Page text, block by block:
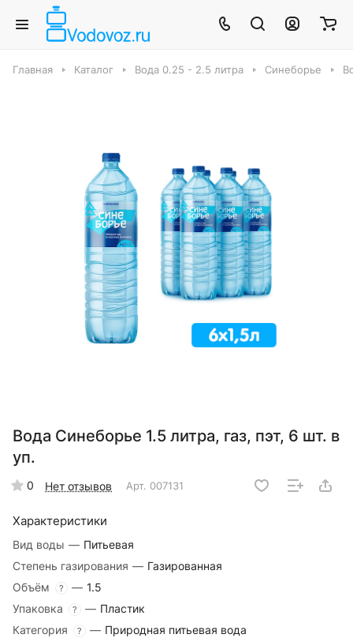
Главная Каталог Вода 0.25 - 2.5 литра Синеборье
Вода Синеборье 1.5 литра, газ, пэт, 6 шт. в
уп.
0 Нет отзывов Арт. 007131
Характеристики
Вид воды — Питьевая
Степень газирования — Газированная
Объём
? — 1.5
Упаковка
? — Пластик
Категория
? — Природная питьевая вода